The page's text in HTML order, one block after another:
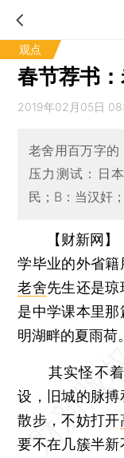
观点
春节荐书：
2019年02月05日
老舍用百万字
压力测试：日
民；B：当汉奸
【财新网
学毕业的外省
老舍先生还是
是中学课本里
明湖畔的夏雨荷。
其实怪不着
设，旧城的脉
散步，不妨打开
要不在几簇半新